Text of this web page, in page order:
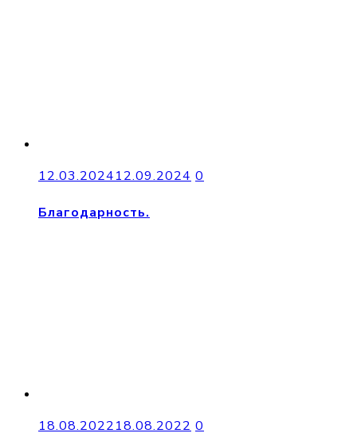
12.03.202412.09.2024 0
Благодарность.
18.08.202218.08.2022 0